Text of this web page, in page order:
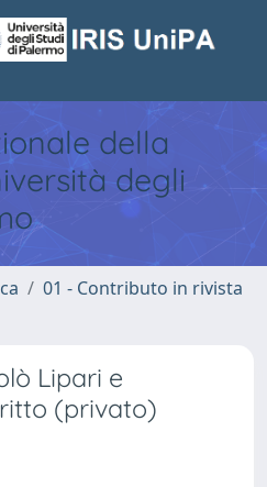
della
degli
01 - Contributo in rivista
Lipari e
(privato)